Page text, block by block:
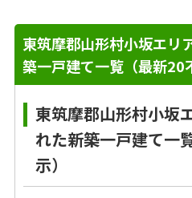
東筑摩郡山形村小坂エリ
築一戸建て一覧（最新20
東筑摩郡山形村小坂
れた新築一戸建て一
示）